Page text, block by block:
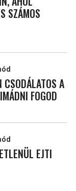
SZÁMOS
CSODÁLATOS A
FOGOD
EJTI